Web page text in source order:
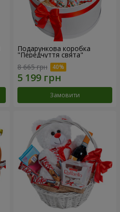
Подарункова коробка
"Передчуття свята"
8 665 грн
Замовити